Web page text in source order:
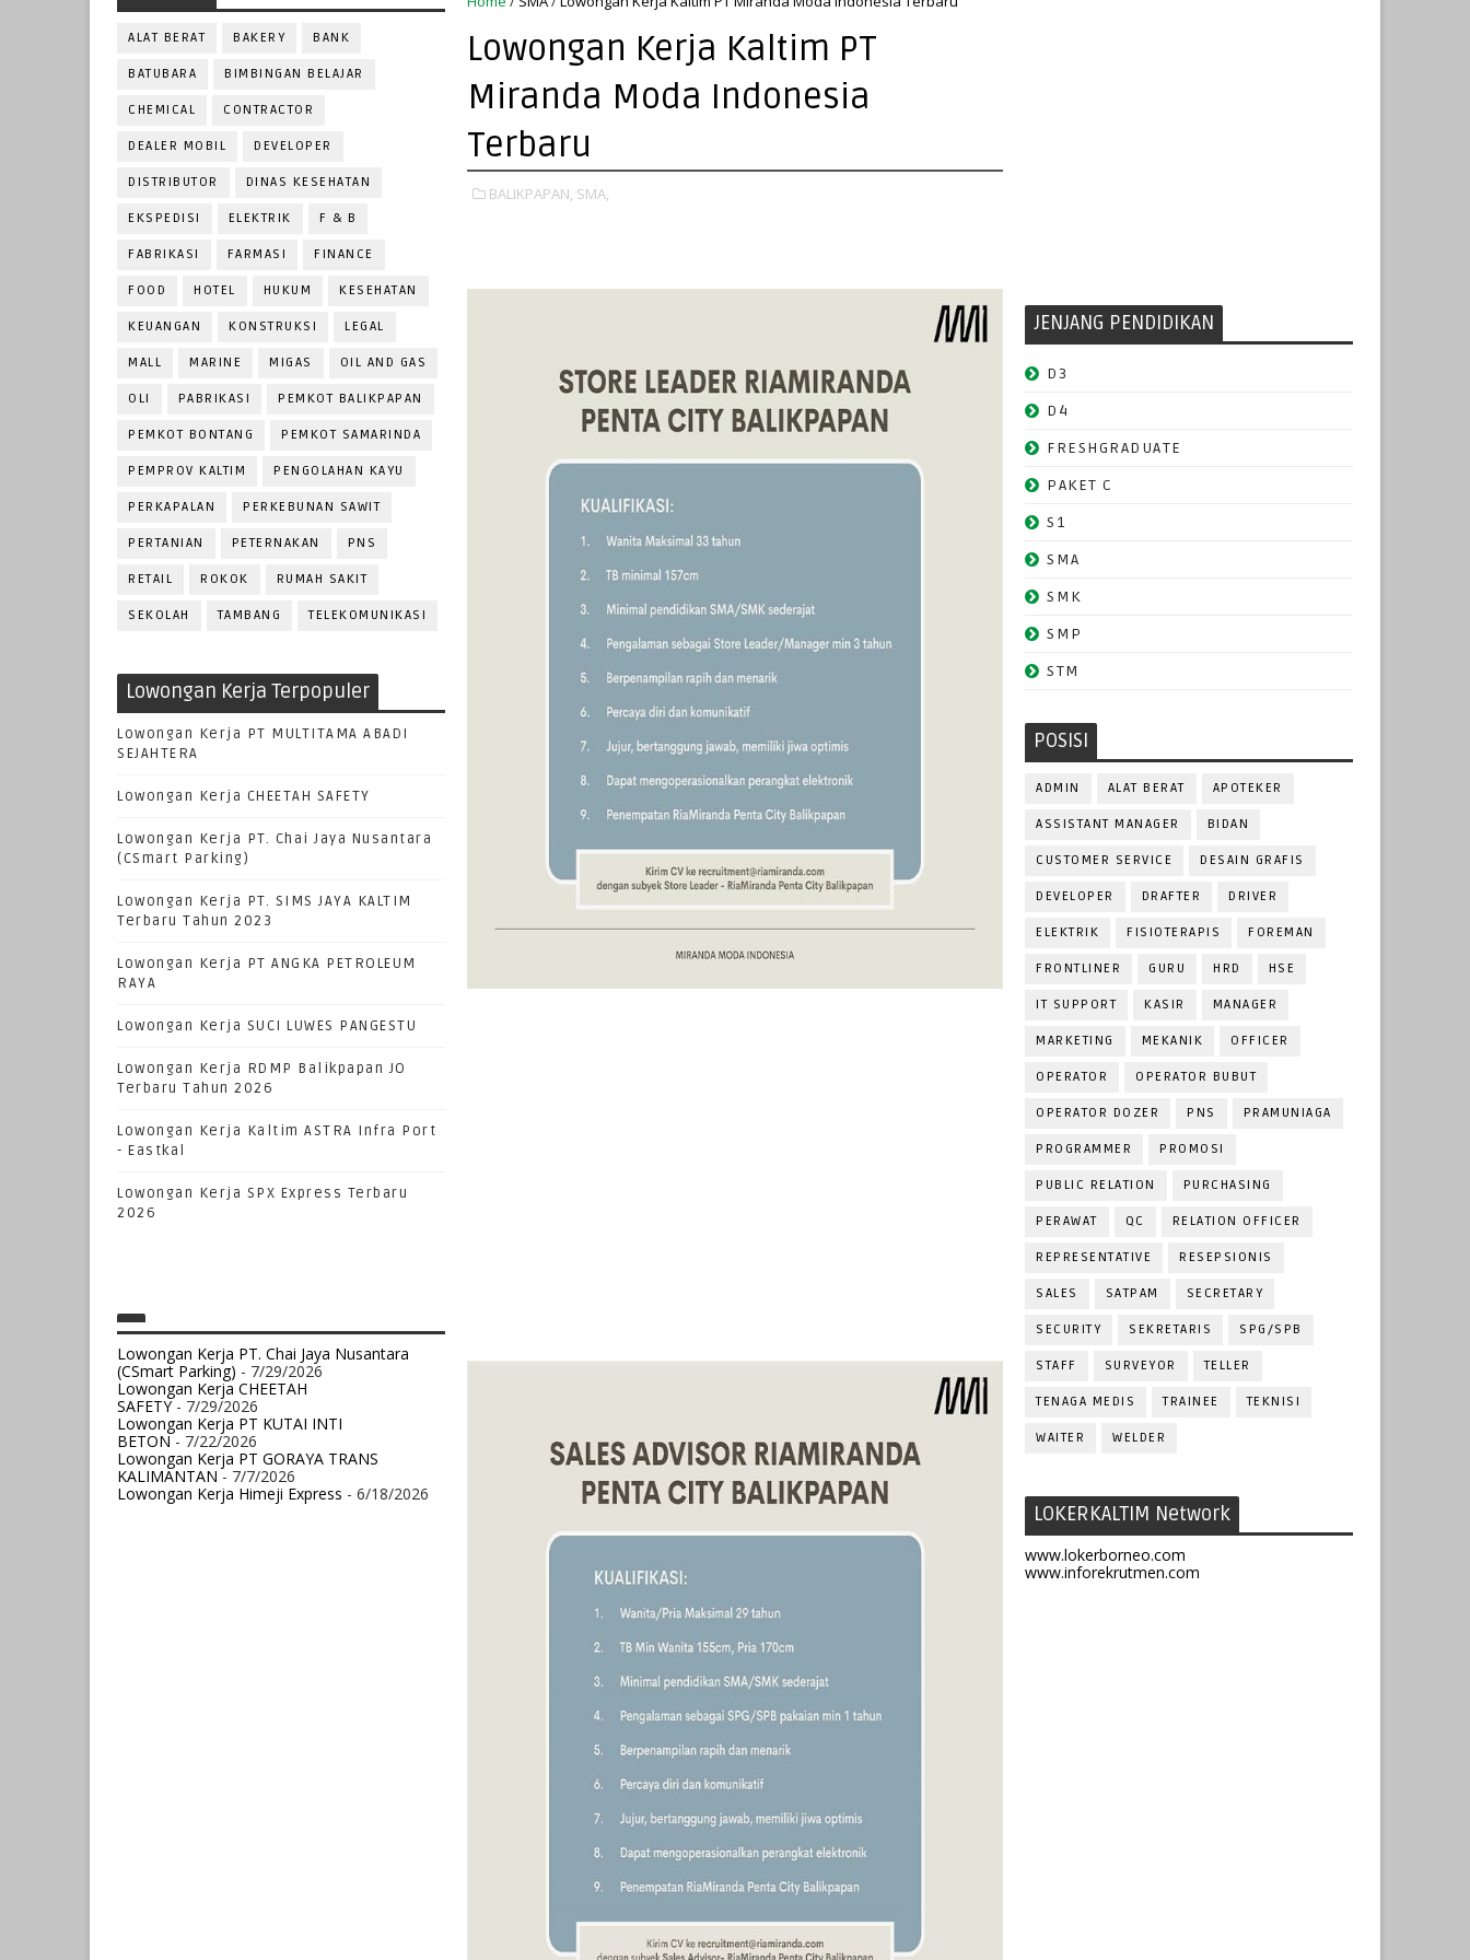
ALAT BERAT BAKERY BANK
BATUBARA BIMBINGAN BELAJAR
CHEMICAL CONTRACTOR
DEALER MOBIL DEVELOPER
DISTRIBUTOR DINAS KESEHATAN
EKSPEDISI ELEKTRIK F & B
FABRIKASI FARMASI FINANCE
FOOD HOTEL HUKUM KESEHATAN
KEUANGAN KONSTRUKSI LEGAL
MALL MARINE MIGAS OIL AND GAS
OLI PABRIKASI PEMKOT BALIKPAPAN
PEMKOT BONTANG PEMKOT SAMARINDA
PEMPROV KALTIM PENGOLAHAN KAYU
PERKAPALAN PERKEBUNAN SAWIT
PERTANIAN PETERNAKAN PNS
RETAIL ROKOK RUMAH SAKIT
SEKOLAH TAMBANG TELEKOMUNIKASI
Lowongan Kerja Terpopuler
Lowongan Kerja PT MULTITAMA ABADI
SEJAHTERA
Lowongan Kerja CHEETAH SAFETY
Lowongan Kerja PT. Chai Jaya Nusantara
(CSmart Parking)
Lowongan Kerja PT. SIMS JAYA KALTIM
Terbaru Tahun 2023
Lowongan Kerja PT ANGKA PETROLEUM
RAYA
Lowongan Kerja SUCI LUWES PANGESTU
Lowongan Kerja RDMP Balikpapan JO
Terbaru Tahun 2026
Lowongan Kerja Kaltim ASTRA Infra Port
- Eastkal
Lowongan Kerja SPX Express Terbaru
2026
Lowongan Kerja PT. Chai Jaya Nusantara
(CSmart Parking) - 7/29/2026
Lowongan Kerja CHEETAH
SAFETY- 7/29/2026
Lowongan Kerja PT KUTAI INTI
BETON- 7/22/2026
Lowongan Kerja PT GORAYA TRANS
KALIMANTAN- 7/7/2026
Lowongan Kerja Himeji Express - 6/18/2026
Lowongan Kerja Kaltim PT
Miranda Moda Indonesia
Terbaru
BALIKPAPAN, SMA,
JENJANG PENDIDIKAN
D3
D4
FRESHGRADUATE
PAKET C
S1
SMA
SMK
SMP
STM
POSISI
ADMIN ALAT BERAT APOTEKER
ASSISTANT MANAGER BIDAN
CUSTOMER SERVICE DESAIN GRAFIS
DEVELOPER DRAFTER DRIVER
ELEKTRIK FISIOTERAPIS FOREMAN
FRONTLINER GURU HRD HSE
IT SUPPORT KASIR MANAGER
MARKETING MEKANIK OFFICER
OPERATOR OPERATOR BUBUT
OPERATOR DOZER PNS PRAMUNIAGA
PROGRAMMER PROMOSI
PUBLIC RELATION PURCHASING
PERAWAT QC RELATION OFFICER
REPRESENTATIVE RESEPSIONIS
SALES SATPAM SECRETARY
SECURITY SEKRETARIS SPG/SPB
STAFF SURVEYOR TELLER
TENAGA MEDIS TRAINEE TEKNISI
WAITER WELDER
LOKERKALTIM Network
www.lokerborneo.com
www.inforekrutmen.com